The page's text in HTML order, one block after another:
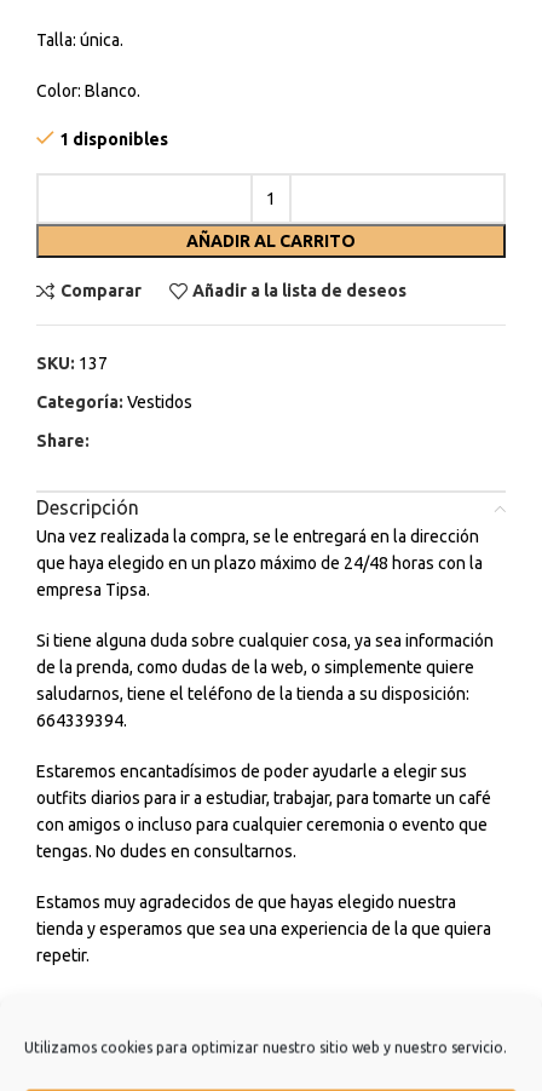
Utilizamos cookies para optimizar nuestro sitio web y nuestro servicio.
Talla: única.
Color: Blanco.
1 disponibles
AÑADIR AL CARRITO
Comparar Añadir a la lista de deseos
SKU: 137
Categoría: Vestidos
Share:
Descripción
Una vez realizada la compra, se le entregará en la dirección
que haya elegido en un plazo máximo de 24/48 horas con la
empresa Tipsa.
Si tiene alguna duda sobre cualquier cosa, ya sea información
de la prenda, como dudas de la web, o simplemente quiere
saludarnos, tiene el teléfono de la tienda a su disposición:
664339394.
Estaremos encantadísimos de poder ayudarle a elegir sus
outfits diarios para ir a estudiar, trabajar, para tomarte un café
con amigos o incluso para cualquier ceremonia o evento que
tengas. No dudes en consultarnos.
Estamos muy agradecidos de que hayas elegido nuestra
tienda y esperamos que sea una experiencia de la que quiera
repetir.